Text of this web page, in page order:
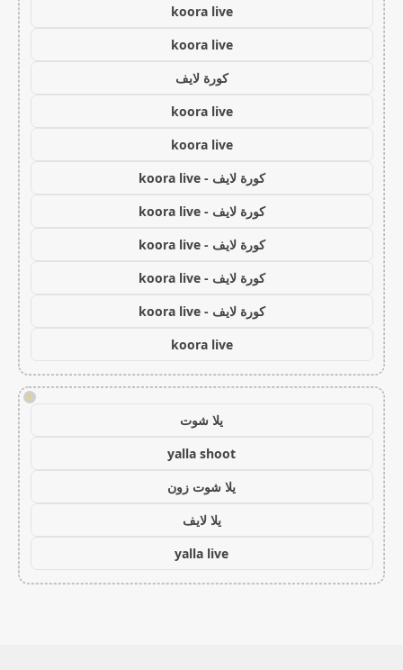
koora live
koora live
كورة لايف
koora live
koora live
كورة لايف - koora live
كورة لايف - koora live
كورة لايف - koora live
كورة لايف - koora live
كورة لايف - koora live
koora live
!
يلا شوت
yalla shoot
يلا شوت زون
يلا لايف
yalla live